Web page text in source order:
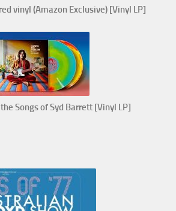
vinyl (Amazon Exclusive) [Vinyl LP]
Songs of Syd Barrett [Vinyl LP]